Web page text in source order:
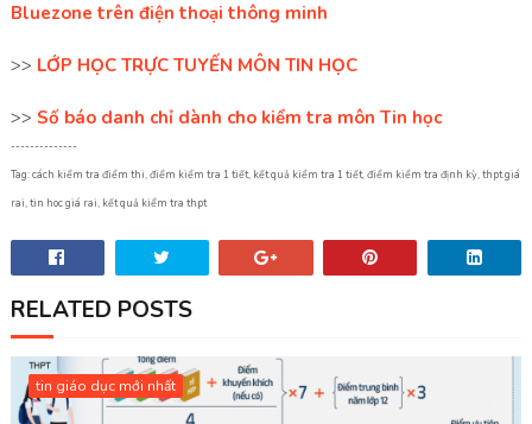
Bluezone trên điện thoại thông minh
>> LỚP HỌC TRỰC TUYẾN MÔN TIN HỌC
>> Số báo danh chỉ dành cho kiểm tra môn Tin học
--------------
Tag: cách kiểm tra điểm thi, điểm kiểm tra 1 tiết, kết quả kiểm tra 1 tiết, điểm kiểm tra định kỳ, thpt giá
rai, tin hoc giá rai, kết quả kiểm tra thpt
RELATED POSTS
tin giáo dục mới nhất